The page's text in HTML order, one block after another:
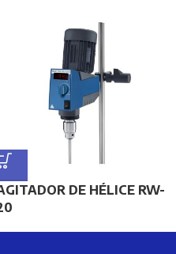
DE HÉLICE RW-